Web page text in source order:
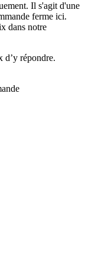
Il s'agit d'une
ferme ici.
dans notre
d’y répondre.